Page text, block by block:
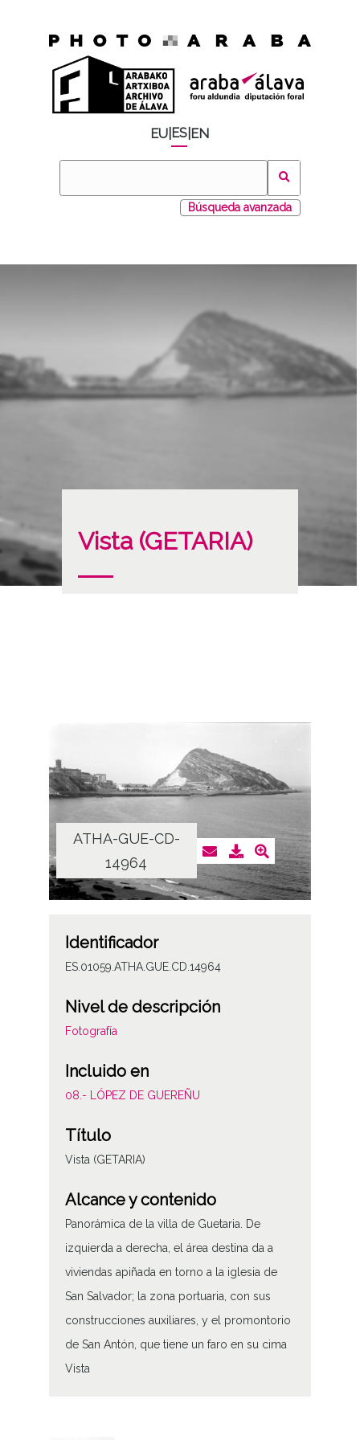
EU ES EN
Búsqueda avanzada
Vista (GETARIA)
ATHA-GUE-CD-
14964
Identificador
ES.01059.ATHA.GUE.CD.14964
Nivel de descripción
Fotografía
Incluido en
08.- LÓPEZ DE GUEREÑU
Título
Vista (GETARIA)
Alcance y contenido
Panorámica de la villa de Guetaria. De
izquierda a derecha, el área destina da a
viviendas apiñada en torno a la iglesia de
San Salvador; la zona portuaria, con sus
construcciones auxiliares, y el promontorio
de San Antón, que tiene un faro en su cima
Vista